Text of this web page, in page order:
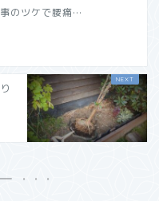
のツケで腰痛…